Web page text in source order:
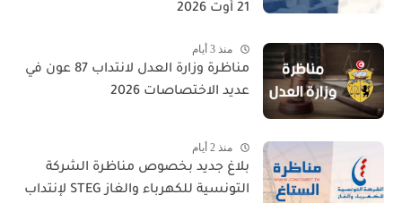
21 أوت 2026
منذ 3 أيام
مناظرة وزارة العدل لانتداب 87 عون في
عديد الاختصاصات 2026
منذ 2 أيام
بلاغ جديد بخصوص مناظرة الشركة
التونسية للكهرباء والغاز STEG لإنتداب